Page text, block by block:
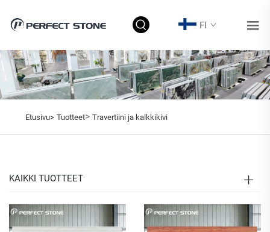
FI
Etusivu> Tuotteet> Travertiini ja kalkkikivi
KAIKKI TUOTTEET